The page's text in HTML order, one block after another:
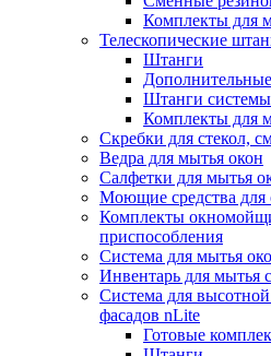
Комплекты для
Телескопические
Штанги
Штанги
Комплекты для
Скребки для стекол,
Ведра для мытья окон
Салфетки для мытья
Моющие средства для
Комплекты
приспособления
Система для мытья
Инвентарь для мытья
Система для
фасадов nLite
Готовые